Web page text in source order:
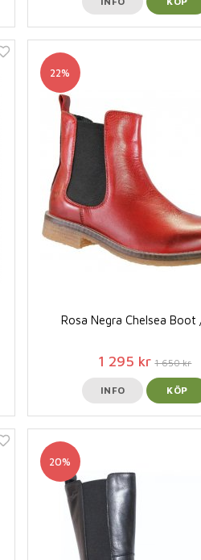
22%
Rosa Negra Chelsea Boot
1 295 kr 1 650 kr
INFO KÖP
20%